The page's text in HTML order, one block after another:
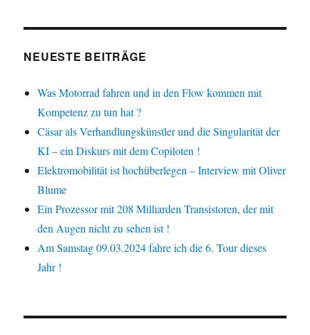
NEUESTE BEITRÄGE
Was Motorrad fahren und in den Flow kommen mit
Kompetenz zu tun hat ?
Cäsar als Verhandlungskünstler und die Singularität der
KI – ein Diskurs mit dem Copiloten !
Elektromobilität ist hochüberlegen – Interview mit Oliver
Blume
Ein Prozessor mit 208 Milliarden Transistoren, der mit
den Augen nicht zu sehen ist !
Am Samstag 09.03.2024 fahre ich die 6. Tour dieses
Jahr !